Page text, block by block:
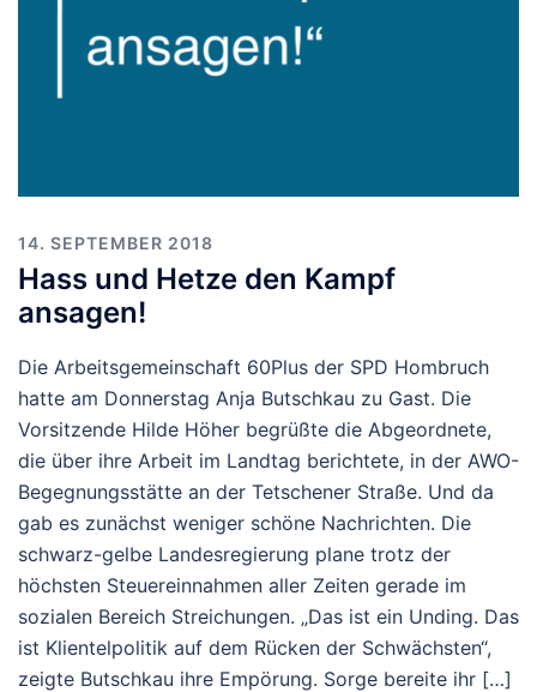
14. SEPTEMBER 2018
Hass und Hetze den Kampf
ansagen!
Die Arbeitsgemeinschaft 60Plus der SPD Hombruch
hatte am Donnerstag Anja Butschkau zu Gast. Die
Vorsitzende Hilde Höher begrüßte die Abgeordnete,
die über ihre Arbeit im Landtag berichtete, in der AWO-
Begegnungsstätte an der Tetschener Straße. Und da
gab es zunächst weniger schöne Nachrichten. Die
schwarz-gelbe Landesregierung plane trotz der
höchsten Steuereinnahmen aller Zeiten gerade im
sozialen Bereich Streichungen. „Das ist ein Unding. Das
ist Klientelpolitik auf dem Rücken der Schwächsten“,
zeigte Butschkau ihre Empörung. Sorge bereite ihr […]